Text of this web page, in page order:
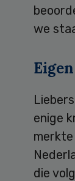
we
enige
die